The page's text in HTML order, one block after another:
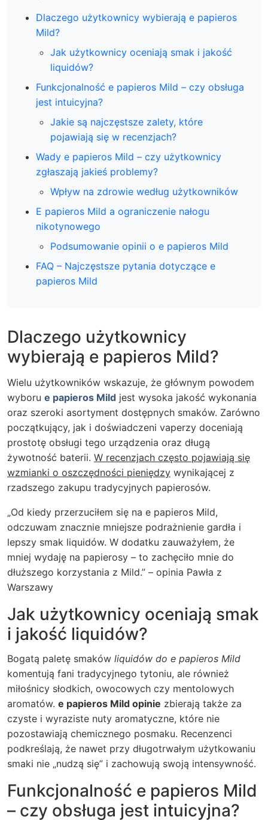
Dlaczego użytkownicy wybierają e papieros
Mild?
Jak użytkownicy oceniają smak i jakość
liquidów?
Funkcjonalność e papieros Mild – czy obsługa
jest intuicyjna?
Jakie są najczęstsze zalety, które
pojawiają się w recenzjach?
Wady e papieros Mild – czy użytkownicy
zgłaszają jakieś problemy?
Wpływ na zdrowie według użytkowników
E papieros Mild a ograniczenie nałogu
nikotynowego
Podsumowanie opinii o e papieros Mild
FAQ – Najczęstsze pytania dotyczące e
papieros Mild
Dlaczego użytkownicy
wybierają e papieros Mild?
Wielu użytkowników wskazuje, że głównym powodem
wyboru e papieros Mild jest wysoka jakość wykonania
oraz szeroki asortyment dostępnych smaków. Zarówno
początkujący, jak i doświadczeni vaperzy doceniają
prostotę obsługi tego urządzenia oraz długą
żywotność baterii. W recenzjach często pojawiają się
wzmianki o oszczędności pieniędzy wynikającej z
rzadszego zakupu tradycyjnych papierosów.
„Od kiedy przerzuciłem się na e papieros Mild,
odczuwam znacznie mniejsze podrażnienie gardła i
lepszy smak liquidów. W dodatku zauważyłem, że
mniej wydaję na papierosy – to zachęciło mnie do
dłuższego korzystania z Mild.” – opinia Pawła z
Warszawy
Jak użytkownicy oceniają smak
i jakość liquidów?
Bogatą paletę smaków liquidów do e papieros Mild
komentują fani tradycyjnego tytoniu, ale również
miłośnicy słodkich, owocowych czy mentolowych
aromatów. e papieros Mild opinie zbierają także za
czyste i wyraziste nuty aromatyczne, które nie
pozostawiają chemicznego posmaku. Recenzenci
podkreślają, że nawet przy długotrwałym użytkowaniu
smaki nie „nudzą się” i zachowują swoją intensywność.
Funkcjonalność e papieros Mild
– czy obsługa jest intuicyjna?